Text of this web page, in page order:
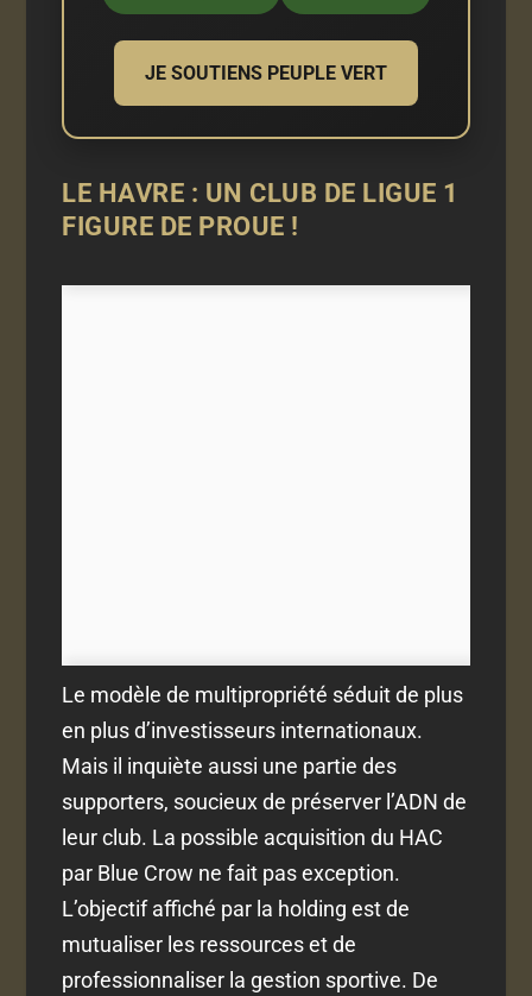
JE SOUTIENS PEUPLE VERT
LE HAVRE : UN CLUB DE LIGUE 1
FIGURE DE PROUE !
Le modèle de multipropriété séduit de plus
en plus d’investisseurs internationaux.
Mais il inquiète aussi une partie des
supporters, soucieux de préserver l’ADN de
leur club. La possible acquisition du HAC
par Blue Crow ne fait pas exception.
L’objectif affiché par la holding est de
mutualiser les ressources et de
professionnaliser la gestion sportive. De